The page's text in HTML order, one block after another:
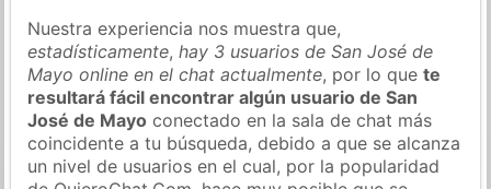
Nuestra experiencia nos muestra que,
estadísticamente,hay 3 usuarios de San José de
Mayo online en el chat actualmente, por lo quete
resultará fácil encontrar algún usuario de San
José de Mayo conectado en la sala de chat más
coincidente a tu búsqueda, debido a que se alcanza
un nivel de usuarios en el cual, por la popularidad